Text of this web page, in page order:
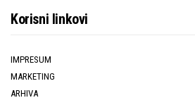
Korisni linkovi
IMPRESUM
MARKETING
ARHIVA